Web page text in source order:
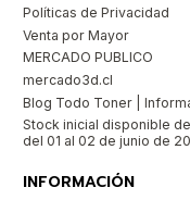
Políticas de Privacidad
Venta por Mayor
MERCADO PUBLICO
mercado3d.cl
Blog Todo Toner |
Stock inicial disponible
del 01 al 02 de junio de
INFORMACIÓN